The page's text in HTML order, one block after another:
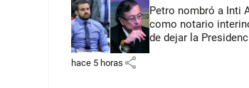
Petro nombró a Inti
como notario
de dejar la
hace 5 horas share